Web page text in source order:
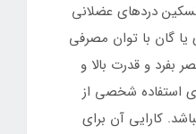
دردهای عضلانی
یا گان با توان مصرفی
بفرد و قدرت بالا و
استفاده شخصی از
کارایی آن برای